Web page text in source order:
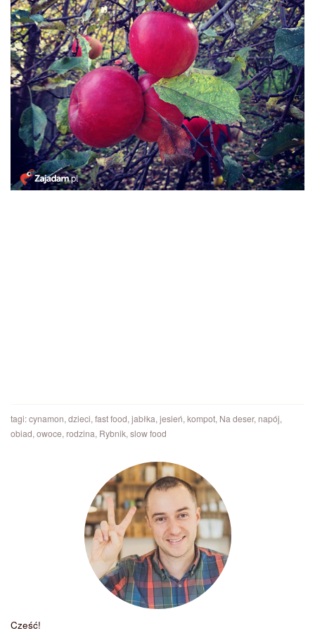
tagi:cynamon, dzieci, fast food, jabłka, jesień, kompot, Na deser, napój,
obiad, owoce, rodzina, Rybnik, slow food
Cześć!